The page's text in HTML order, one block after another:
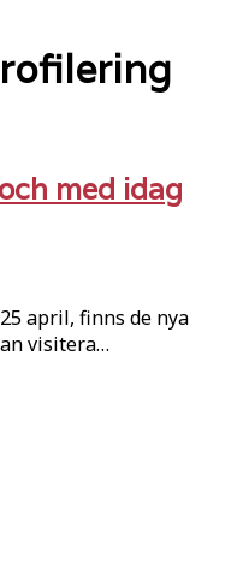
med idag
april, finns de nya
visitera…